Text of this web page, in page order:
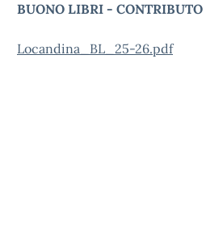
BUONO LIBRI - CONTRIBUTO
Locandina_BL_25-26.pdf